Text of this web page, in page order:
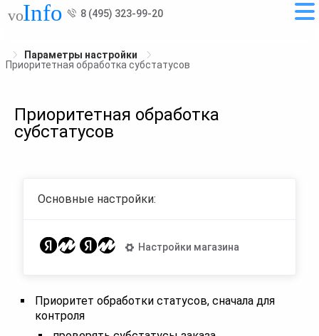
8 (495) 323-99-20
Параметры настройки
Приоритетная обработка субстатусов
Приоритетная обработка
субстатусов
Основные настройки:
Настройки магазина
Приоритет обработки статусов, сначала для
контроля